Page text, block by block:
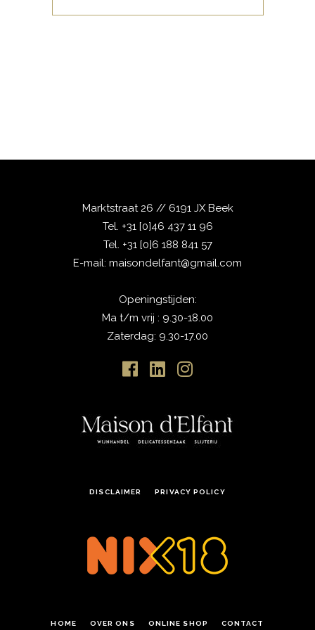
Marktstraat 26 // 6191 JX Beek
Tel. +31 [0]46 437 11 96
Tel. +31 [0]6 188 841 57
E-mail: maisondelfant@gmail.com
Openingstijden:
Ma t/m vrij : 9.30-18.00
Zaterdag: 9.30-17.00
DISCLAIMER PRIVACY POLICY
HOME OVER ONS ONLINE SHOP CONTACT